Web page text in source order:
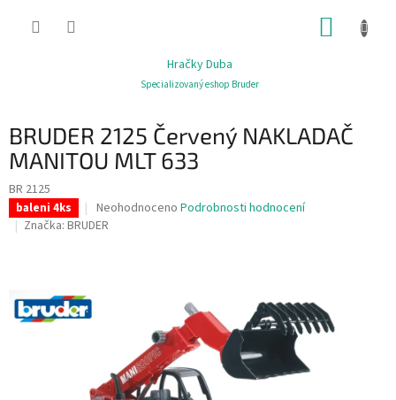
Hračky Duba
Specializovaný eshop Bruder
BRUDER 2125 Červený NAKLADAČ
MANITOU MLT 633
BR 2125
baleni 4ks
Průměrné
hodnocení
Neohodnoceno Podrobnosti hodnocení
Značka: BRUDER